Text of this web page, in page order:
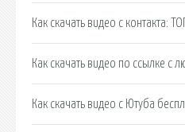
Как скачать видео с контакта:
Как скачать видео по ссылке с
Как скачать видео с Ютуба